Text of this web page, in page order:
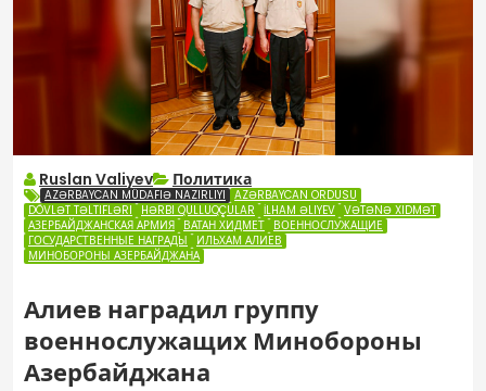
Ruslan Valiyev Политика
AZƏRBAYCAN MÜDAFIƏ NAZIRLIYI AZƏRBAYCAN ORDUSU
DÖVLƏT TƏLTIFLƏRI
HƏRBI QULLUQÇULAR İLHAM ƏLIYEV VƏTƏNƏ XIDMƏT
АЗЕРБАЙДЖАНСКАЯ АРМИЯ ВАТАН ХИДМЕТ ВОЕННОСЛУЖАЩИЕ
ГОСУДАРСТВЕННЫЕ НАГРАДЫ
ИЛЬХАМ АЛИЕВ
МИНОБОРОНЫ АЗЕРБАЙДЖАНА
Алиев наградил группу
военнослужащих Минобороны
Азербайджана